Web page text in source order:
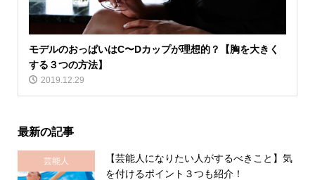
モデルのおっぱいはC〜Dカップが理想的？【胸を大きく
する３つの方法】
2019.12.29
最新の記事
芸能人
【芸能人になりたい人がするべきこと】気
を付けるポイント３つも紹介！